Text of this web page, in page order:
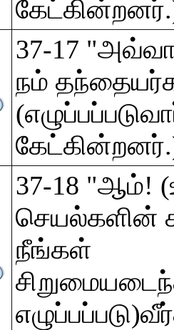
37-17
நம்
37-18 "ஆம்!
செயல்களின்
நீங்கள்